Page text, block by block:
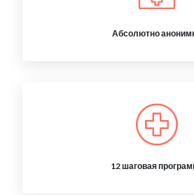
Абсолютно
12 шаговая